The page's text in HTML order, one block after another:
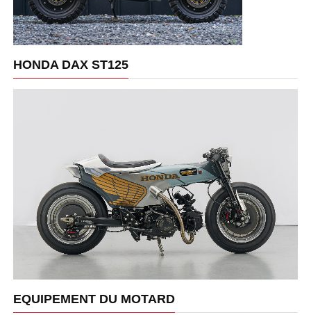
HONDA DAX ST125
EQUIPEMENT DU MOTARD